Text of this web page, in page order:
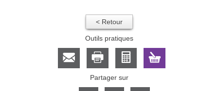
< Retour
Outils pratiques
Partager sur